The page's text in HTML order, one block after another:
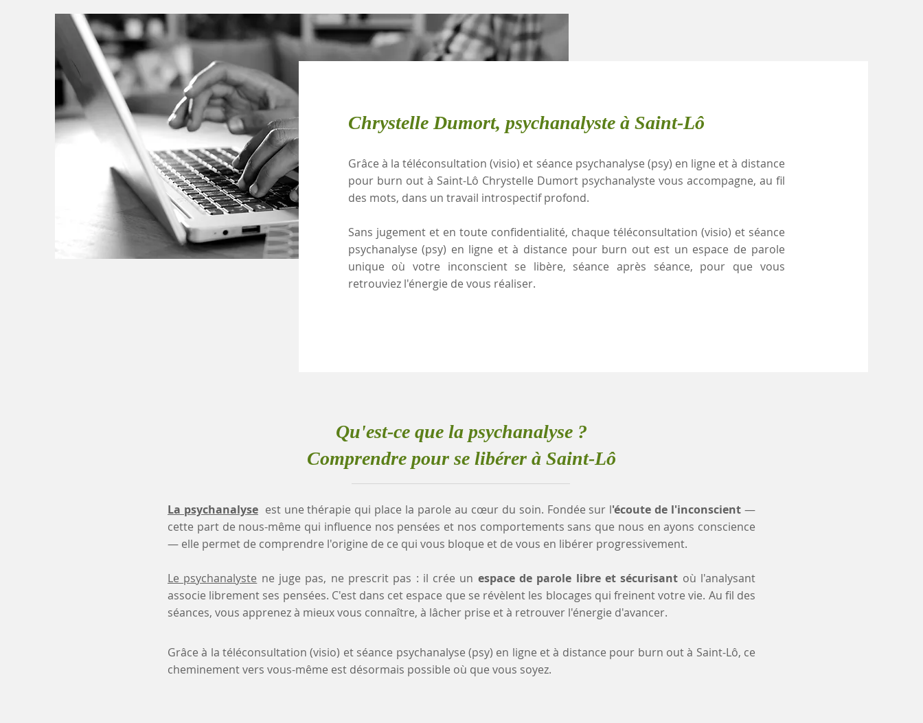
Chrystelle Dumort, psychanalyste à Saint-Lô
Grâce à la téléconsultation (visio) et séance psychanalyse (psy) en ligne et à distance
pour burn out à Saint-Lô Chrystelle Dumort psychanalyste vous accompagne, au fil
des mots, dans un travail introspectif profond.
Sans jugement et en toute confidentialité, chaque téléconsultation (visio) et séance
psychanalyse (psy) en ligne et à distance pour burn out est un espace de parole
unique où votre inconscient se libère, séance après séance, pour que vous
retrouviez l'énergie de vous réaliser.
Qu'est-ce que la psychanalyse ?
Comprendre pour se libérer à Saint-Lô
La psychanalyse est une thérapie qui place la parole au cœur du soin. Fondée sur l'écoute de l'inconscient—
cette part de nous-même qui influence nos pensées et nos comportements sans que nous en ayons conscience
— elle permet de comprendre l'origine de ce qui vous bloque et de vous en libérer progressivement.
Le psychanalyste ne juge pas, ne prescrit pas : il crée un espace de parole libre et sécurisant où l'analysant
associe librement ses pensées. C'est dans cet espace que se révèlent les blocages qui freinent votre vie. Au fil des
séances, vous apprenez à mieux vous connaître, à lâcher prise et à retrouver l'énergie d'avancer.
Grâce à la téléconsultation (visio) et séance psychanalyse (psy) en ligne et à distance pour burn out à Saint-Lô, ce
cheminement vers vous-même est désormais possible où que vous soyez.